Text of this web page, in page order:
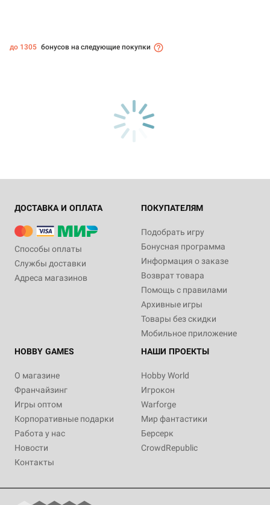
до 1305 бонусов на следующие покупки
ДОСТАВКА И ОПЛАТА
Способы оплаты
Службы доставки
Адреса магазинов
ПОКУПАТЕЛЯМ
Подобрать игру
Бонусная программа
Информация о заказе
Возврат товара
Помощь с правилами
Архивные игры
Товары без скидки
Мобильное приложение
HOBBY GAMES
О магазине
Франчайзинг
Игры оптом
Корпоративные подарки
Работа у нас
Новости
Контакты
НАШИ ПРОЕКТЫ
Hobby World
Игрокон
Warforge
Мир фантастики
Берсерк
CrowdRepublic